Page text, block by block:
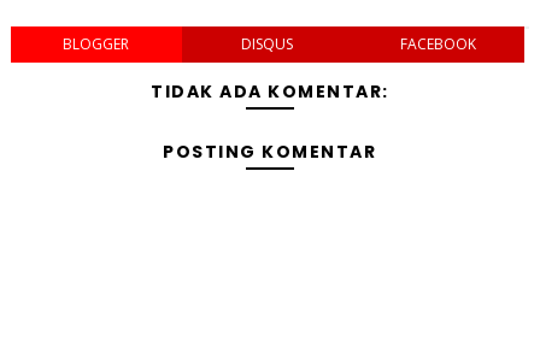
BLOGGER DISQUS FACEBOOK
TIDAK ADA KOMENTAR:
POSTING KOMENTAR